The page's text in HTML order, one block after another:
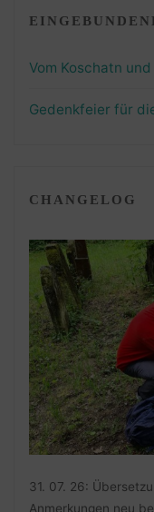
Vom Koschatn
Gedenkfeier für
CHANGELOG
31. 07. 26:
Anmerkungen neu